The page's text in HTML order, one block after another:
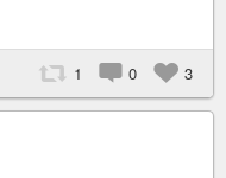
1 0 3